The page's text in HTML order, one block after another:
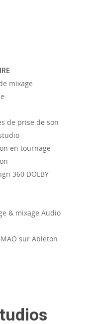
mixage
de prise de son
en tournage
360 DOLBY
& mixage Audio
sur Ableton